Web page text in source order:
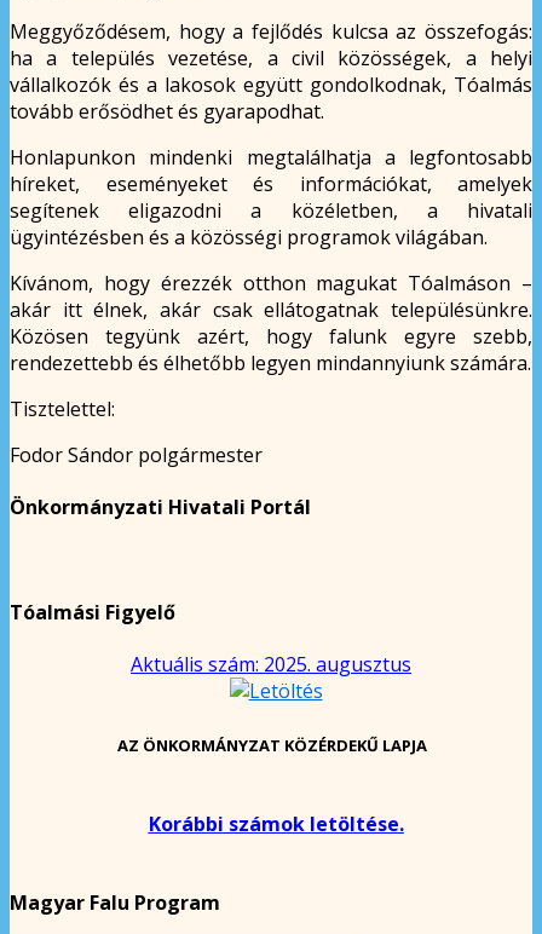
Meggyőződésem, hogy a fejlődés kulcsa az összefogás:
ha a település vezetése, a civil közösségek, a helyi
vállalkozók és a lakosok együtt gondolkodnak, Tóalmás
tovább erősödhet és gyarapodhat.
Honlapunkon mindenki megtalálhatja a legfontosabb
híreket, eseményeket és információkat, amelyek
segítenek eligazodni a közéletben, a hivatali
ügyintézésben és a közösségi programok világában.
Kívánom, hogy érezzék otthon magukat Tóalmáson –
akár itt élnek, akár csak ellátogatnak településünkre.
Közösen tegyünk azért, hogy falunk egyre szebb,
rendezettebb és élhetőbb legyen mindannyiunk számára.
Tisztelettel:
Fodor Sándor polgármester
Önkormányzati Hivatali Portál
Tóalmási Figyelő
Aktuális szám: 2025. augusztus
AZ ÖNKORMÁNYZAT KÖZÉRDEKŰ LAPJA
Korábbi számok letöltése.
Magyar Falu Program